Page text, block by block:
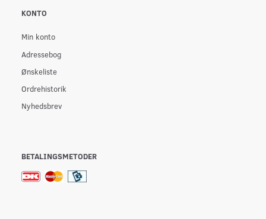
KONTO
Min konto
Adressebog
Ønskeliste
Ordrehistorik
Nyhedsbrev
BETALINGSMETODER